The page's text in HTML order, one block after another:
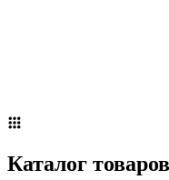
Каталог товаров